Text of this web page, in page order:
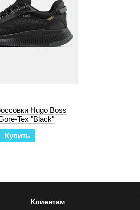
Hugo Boss
Tex "Black"
Купить
Клиентам